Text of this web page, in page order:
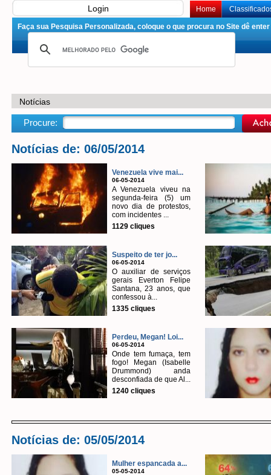
Login Home
Faça sua Pesquisa Personalizada, coloque o que procura no Site dê
Notícias
Procure:
Notícias de: 06/05/2014
Venezuela vive mai...
06-05-2014
A Venezuela viveu na
segunda-feira (5) um
novo dia de protestos,
com incidentes ...
1129 cliques
Suspeito de ter jo...
06-05-2014
O auxiliar de serviços
gerais Everton Felipe
Santana, 23 anos, que
confessou à...
1335 cliques
Perdeu, Megan! Loi...
06-05-2014
Onde tem fumaça, tem
fogo! Megan (Isabelle
Drummond) anda
desconfiada de que Al...
1240 cliques
Notícias de: 05/05/2014
Mulher espancada a...
05-05-2014